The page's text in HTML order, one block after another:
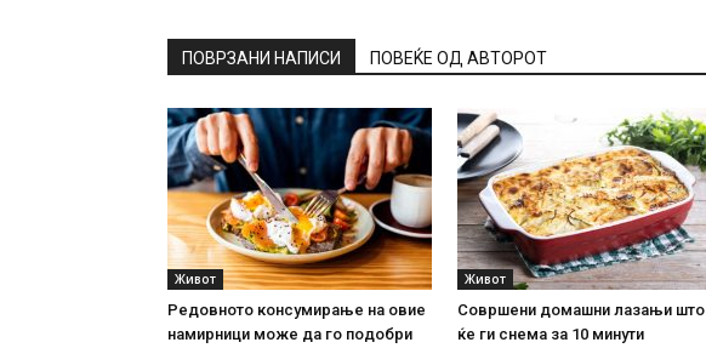
ПОВРЗАНИ НАПИСИ ПОВЕЌЕ ОД АВТОРОТ
Живот
Редовното консумирање на овие
намирници може да го подобри
Живот
Совршени домашни лазањи што
ќе ги снема за 10 минути